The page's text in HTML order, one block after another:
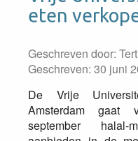
eten
Geschreven door:
Geschreven: 30 juni
De Vrije
Amsterdam gaat
september halal-